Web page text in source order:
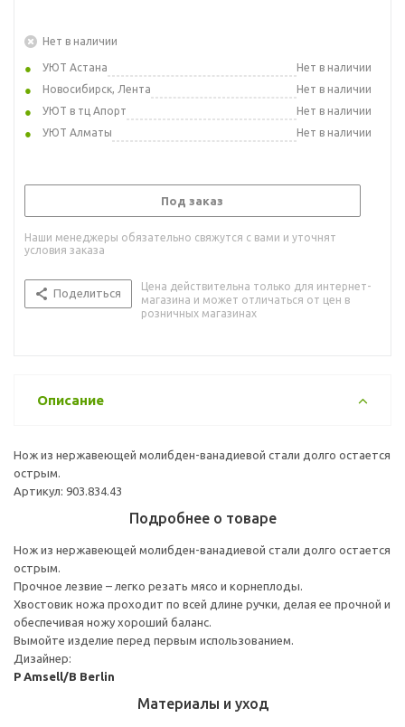
Нет в наличии
УЮТ Астана
Нет в наличии
Новосибирск, Лента
Нет в наличии
УЮТ в тц Апорт
Нет в наличии
УЮТ Алматы
Нет в наличии
Под заказ
Наши менеджеры обязательно свяжутся с вами и уточнят
условия заказа
Поделиться
Цена действительна только для интернет-
магазина и может отличаться от цен в
розничных магазинах
Описание
Нож из нержавеющей молибден-ванадиевой стали долго остается
острым.
Артикул: 903.834.43
Подробнее о товаре
Нож из нержавеющей молибден-ванадиевой стали долго остается
острым.
Прочное лезвие – легко резать мясо и корнеплоды.
Хвостовик ножа проходит по всей длине ручки, делая ее прочной и
обеспечивая ножу хороший баланс.
Вымойте изделие перед первым использованием.
Дизайнер:
P Amsell/B Berlin
Материалы и уход